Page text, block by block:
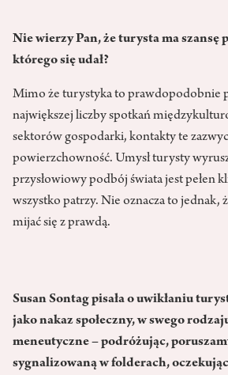
Nie wierzy Pan, że turysta ma szansę
którego się udał?
Mimo że turystyka to prawdopo­dobnie
największej liczby spotkań
sektorów gospodarki, kontakty te
powierzchowność. Umysł turysty
przysłowiowy podbój świata jest pełen
wszystko patrzy. Nie oznacza to jednak,
mijać się z prawdą.
Susan Sontag pisała o uwikłaniu
jako nakaz społeczny, w swego
meneutyczne – podróżując,
sygnalizowaną w folderach,